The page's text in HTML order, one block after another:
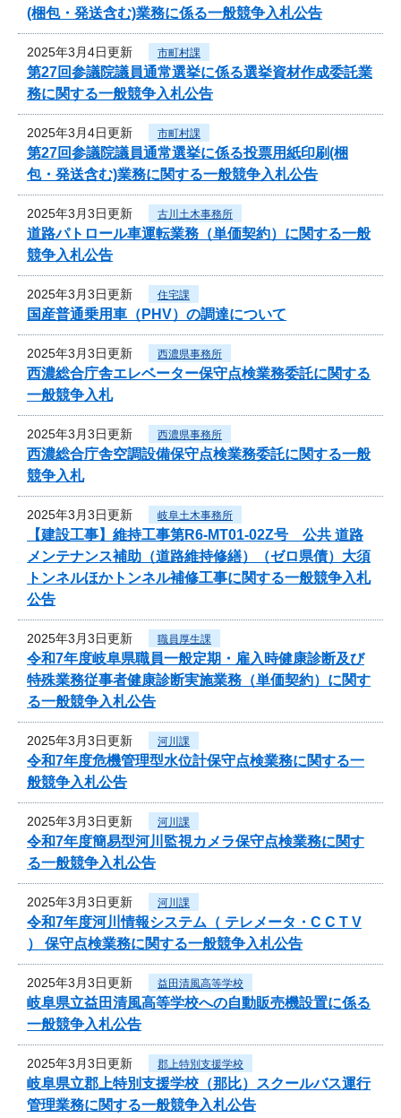
(梱包・発送含む)業務に係る一般競争入札公告
2025年3月4日更新 市町村課
第27回参議院議員通常選挙に係る選挙資材作成委託業
務に関する一般競争入札公告
2025年3月4日更新 市町村課
第27回参議院議員通常選挙に係る投票用紙印刷(梱
包・発送含む)業務に関する一般競争入札公告
2025年3月3日更新 古川土木事務所
道路パトロール車運転業務（単価契約）に関する一般
競争入札公告
2025年3月3日更新 住宅課
国産普通乗用車（PHV）の調達について
2025年3月3日更新 西濃県事務所
西濃総合庁舎エレベーター保守点検業務委託に関する
一般競争入札
2025年3月3日更新 西濃県事務所
西濃総合庁舎空調設備保守点検業務委託に関する一般
競争入札
2025年3月3日更新 岐阜土木事務所
【建設工事】維持工事第R6-MT01-02Z号 公共 道路
メンテナンス補助（道路維持修繕）（ゼロ県債）大須
トンネルほかトンネル補修工事に関する一般競争入札
公告
2025年3月3日更新 職員厚生課
令和7年度岐阜県職員一般定期・雇入時健康診断及び
特殊業務従事者健康診断実施業務（単価契約）に関す
る一般競争入札公告
2025年3月3日更新 河川課
令和7年度危機管理型水位計保守点検業務に関する一
般競争入札公告
2025年3月3日更新 河川課
令和7年度簡易型河川監視カメラ保守点検業務に関す
る一般競争入札公告
2025年3月3日更新 河川課
令和7年度河川情報システム（ テレメータ・C C T V
） 保守点検業務に関する一般競争入札公告
2025年3月3日更新 益田清風高等学校
岐阜県立益田清風高等学校への自動販売機設置に係る
一般競争入札公告
2025年3月3日更新 郡上特別支援学校
岐阜県立郡上特別支援学校（那比）スクールバス運行
管理業務に関する一般競争入札公告